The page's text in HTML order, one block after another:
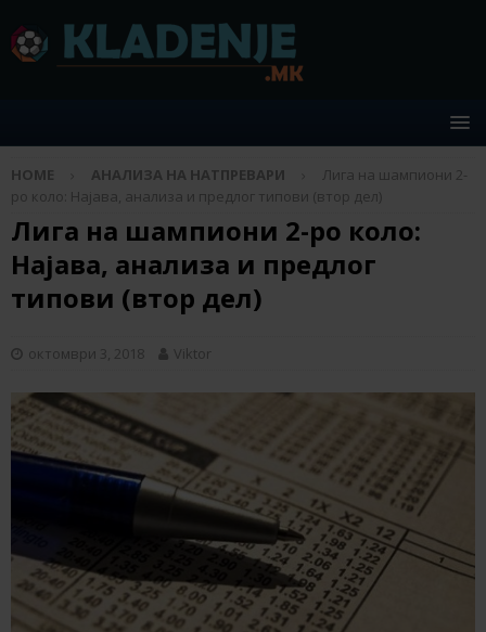
HOME АНАЛИЗА НА НАТПРЕВАРИ
Лига на шампиони 2-
ро коло: Најава, анализа и предлог типови (втор дел)
Лига на шампиони 2-ро коло:
Најава, анализа и предлог
типови (втор дел)
октомври 3, 2018 Viktor